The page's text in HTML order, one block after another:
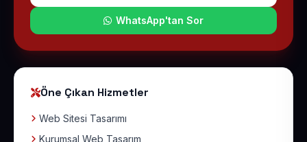
WhatsApp'tan Sor
Öne Çıkan Hizmetler
Web Sitesi Tasarımı
Kurumsal Web Tasarım